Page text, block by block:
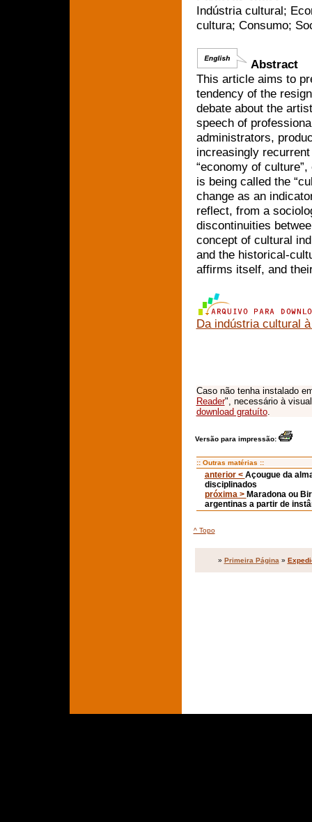
Indústria cultural;
cultura; Consumo;
Abstract
This article aims to
tendency of the
debate about the
speech of
administrators,
increasingly
“economy of
is being called the
change as an
reflect, from a
discontinuities
concept of cultural
and the historical-
affirms itself, and
Da indústria cultural
Caso não tenha instalado
Reader", necessário à
download gratuíto.
Versão para impressão:
:: Outras matérias ::
anterior < Açougue da
disciplinados
próxima > Maradona ou
argentinas a partir de
^ Topo
» Primeira Página »